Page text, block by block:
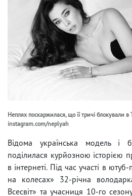
Неплях поскаржилася, що її тричі блокували
instagram.com/neplyah
Відома українська модель і
поділилася курйозною історією
в інтернеті. Під час участі в
на колесах» 32-річна
Всесвіт» та учасниця 10-го